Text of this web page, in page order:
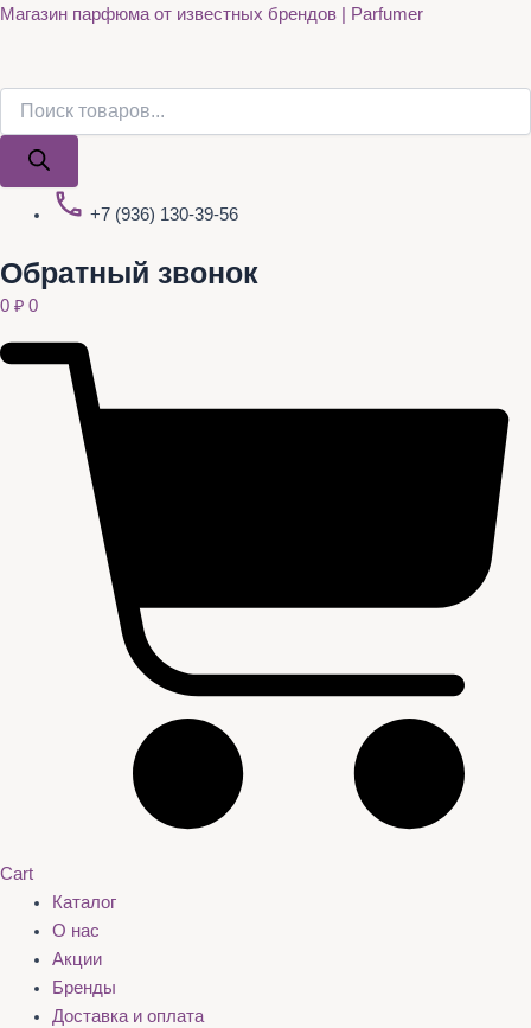
Перейти
Магазин парфюма от известных брендов | Parfumer
Поиск
+7 (936) 130-39-56
Обратный звонок
0 ₽ 0
Cart
Каталог
О нас
Акции
Бренды
Доставка и оплата
Поиск
Quantity